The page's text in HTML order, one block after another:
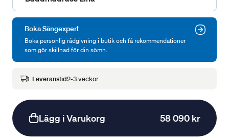
Boka Sängexpert
Boka personlig rådgivning i butik och få rekommendationer
som gör skillnad för din sömn.
Leveranstid2-3 veckor
Lägg i Varukorg 58 090 kr